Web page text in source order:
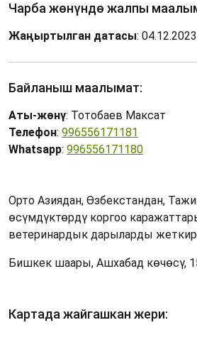
Чарба жөнүндө жалпы
Жаңыртылган датасы: 04.12.2023
Байланыш маалымат:
Аты-жөнү: Тотобаев Максат
Телефон: 996556171181
Whatsapp: 996556171180
Орто Азиядан, Өзбекстандан,
өсүмдүктөрдү коргоо
ветеринардык дарыларды
Бишкек шаары, Ашхабад көчөсү,
Картада жайгашкан жери: